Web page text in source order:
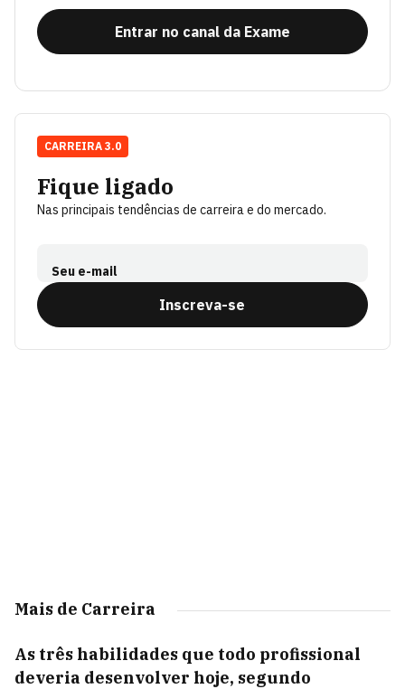
Entrar no canal da Exame
Fique ligado
Nas principais tendências de carreira e do mercado.
Seu e-mail
Inscreva-se
CARREIRA 3.0
Mais de Carreira
As três habilidades que todo profissional
deveria desenvolver hoje, segundo